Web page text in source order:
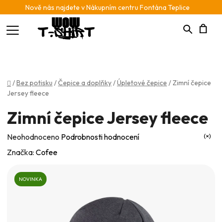
Nově nás najdete v Nákupním centru Fontána Teplice
Hledat
Domů
/Bez potisku /Čepice a doplňky/Úpletové čepice / Zimní čepice
Jersey fleece
Zimní čepice Jersey fleece
Průměrné
hodnocení
0,0
Neohodnoceno Podrobnosti hodnocení
Značka: Cofee
NOVINKA